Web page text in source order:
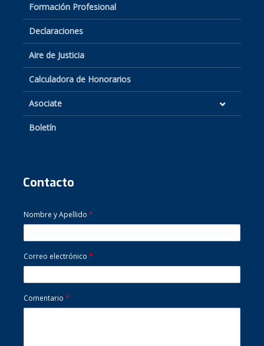
Formación Profesional
Declaraciones
Aire de Justicia
Calculadora de Honorarios
Asociate
Boletín
Contacto
Nombre y Apellido *
Correo electrónico *
Comentario *